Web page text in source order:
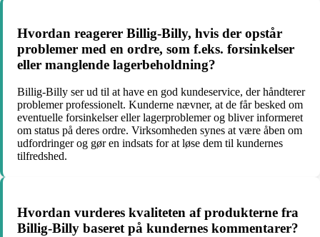
Hvordan reagerer Billig-Billy, hvis der opstår
problemer med en ordre, som f.eks. forsinkelser
eller manglende lagerbeholdning?
Billig-Billy ser ud til at have en god kundeservice, der håndterer
problemer professionelt. Kunderne nævner, at de får besked om
eventuelle forsinkelser eller lagerproblemer og bliver informeret
om status på deres ordre. Virksomheden synes at være åben om
udfordringer og gør en indsats for at løse dem til kundernes
tilfredshed.
Hvordan vurderes kvaliteten af produkterne fra
Billig-Billy baseret på kundernes kommentarer?